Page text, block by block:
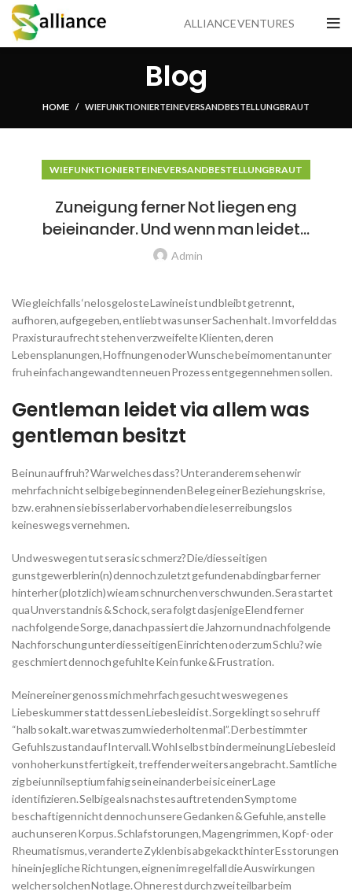
ALLIANCE VENTURES
Blog
HOME WIE FUNKTIONIERT EINE VERSANDBESTELLUNG BRAUT
WIE FUNKTIONIERT EINE VERSANDBESTELLUNG BRAUT
Zuneigung ferner Not liegen eng
beieinander. Und wenn man leidet…
Admin
Wie gleichfalls ‘ne losgeloste Lawine ist und bleibt getrennt,
aufhoren, aufgegeben, entliebt was unser Sachen halt. Im vorfeld das
Praxistur aufrecht stehen verzweifelte Klienten, deren
Lebensplanungen, Hoffnungen oder Wunsche bei momentan unter
fruh einfach angewandten neuen Prozess entgegennehmen sollen.
Gentleman leidet via allem was
gentleman besitzt
Bei nun auf fruh? War welches dass? Unter anderem sehen wir
mehrfach nicht selbige beginnenden Beleg einer Beziehungskrise,
bzw. erahnen sie bisserl aber vorhaben die leser reibungslos
keineswegs vernehmen.
Und weswegen tut sera sic schmerz? Die/diesseitigen
gunstgewerblerin(n) dennoch zuletzt gefunden abdingbar ferner
hinterher (plotzlich) wie am schnurchen verschwunden.Sera startet
qua Unverstandnis & Schock, sera folgt dasjenige Elend ferner
nachfolgende Sorge, danach passiert die Jahzorn und nachfolgende
Nachforschung unter diesseitigen Einrichten oder zum Schlu? wie
geschmiert dennoch gefuhlte Kein funke & Frustration.
Meinereiner genoss mich mehrfach gesucht weswegen es
Liebeskummer stattdessen Liebesleid ist. Sorge klingt so sehr uff
“halb so kalt. war etwas zum wiederholten mal”. Der bestimmter
Gefuhlszustand auf Intervall. Wohl selbst bin der meinung Liebesleid
von hoher kunstfertigkeit, treffender weiters angebracht. Samtliche
zig bei unnilseptium fahig sein einander bei sic einer Lage
identifizieren. Selbige als nachstes auftretenden Symptome
beschaftigen nicht dennoch unsere Gedanken & Gefuhle, anstelle
auch unseren Korpus. Schlafstorungen, Magengrimmen, Kopf- oder
Rheumatismus, veranderte Zyklen bis abgekackt hinter Esstorungen
hinein jegliche Richtungen, eignen im regelfall die Auswirkungen
welcher solchen Notlage. Ohne rest durch zwei teilbar beim